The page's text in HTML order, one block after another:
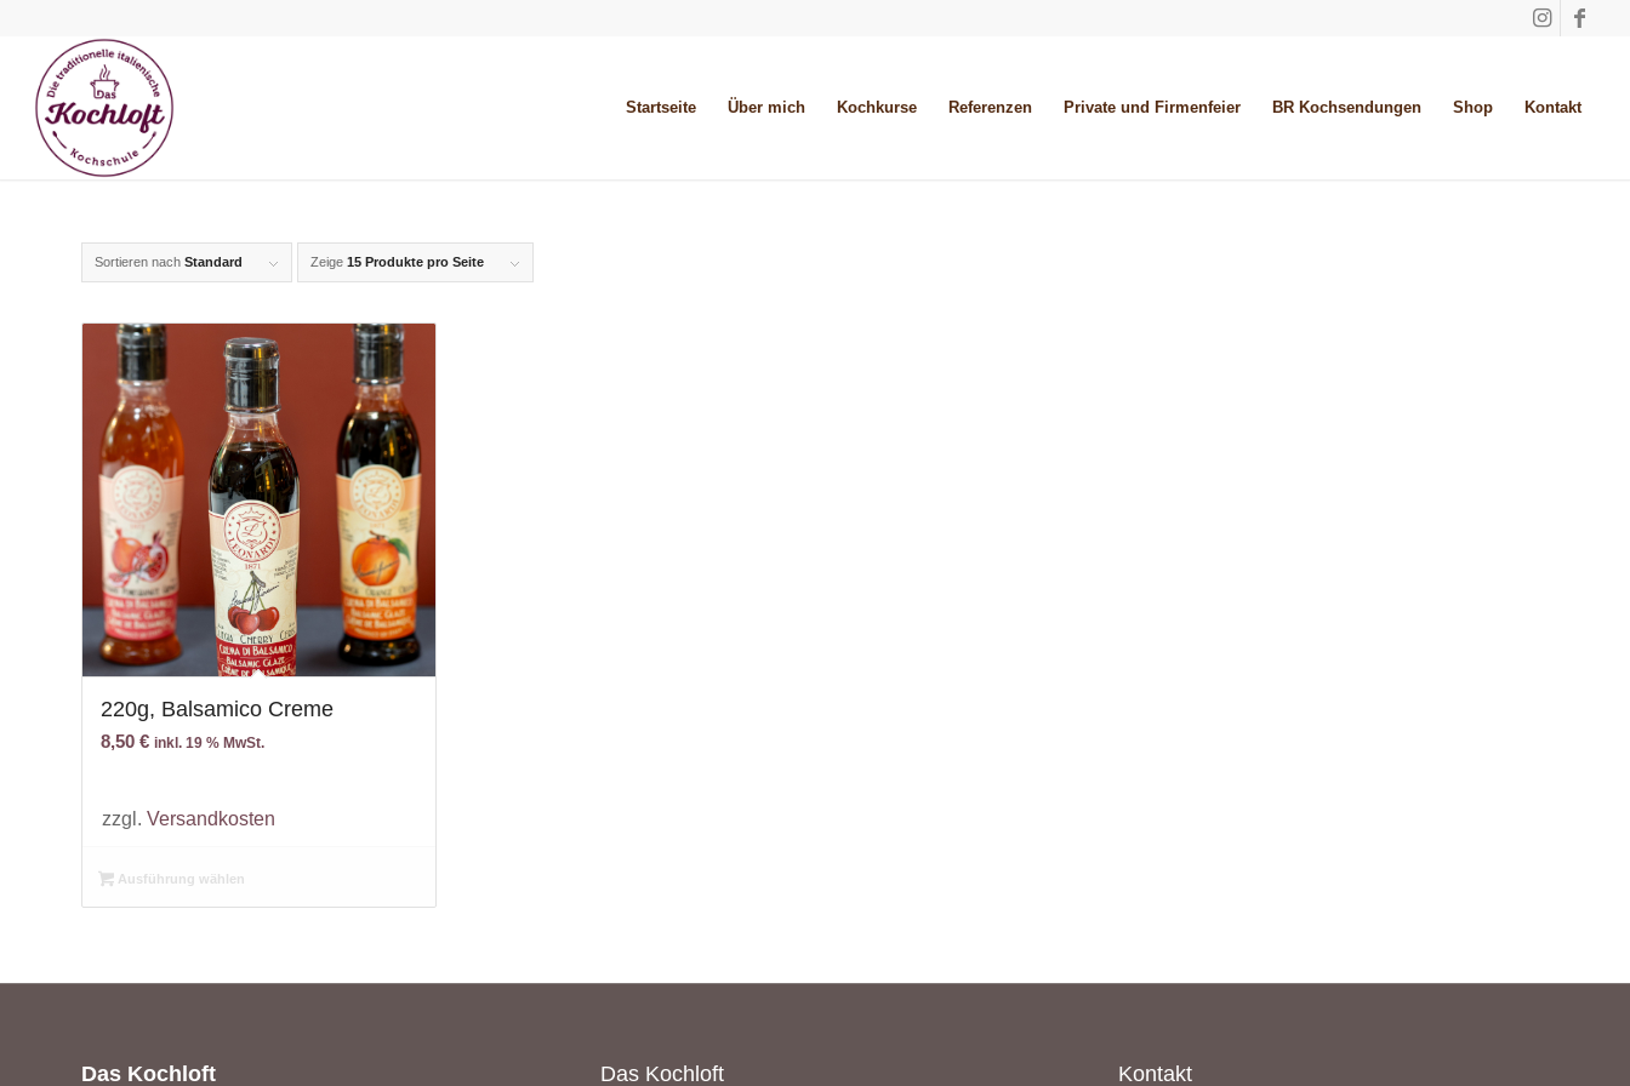
Startseite Über mich Kochkurse Referenzen Private und Firmenfeier BR Kochsendungen Shop Kontakt
Sortieren nach Standard Zeige 15 Produkte pro Seite
220g, Balsamico Creme
8,50 € inkl. 19 % MwSt.
zzgl.Versandkosten
Ausführung wählen
Das Kochloft Das Kochloft Kontakt